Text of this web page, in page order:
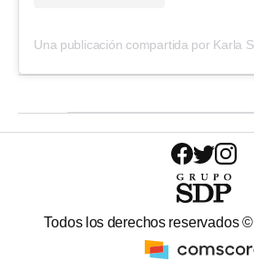
Todos los derechos reservados ©